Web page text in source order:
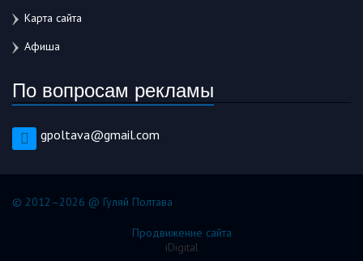
Карта сайта
Афиша
По вопросам рекламы
gpoltava@gmail.com
© 2012–2026 @ Гуляй Полтава
Продвижение сайта
iDigital